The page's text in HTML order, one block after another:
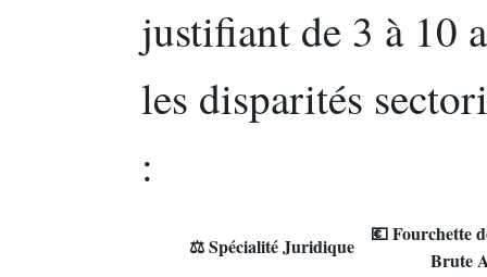
justifiant de 3 à 10
les disparités
:
⚖️ Spécialité Juridique
💶 Fourchette
Brute